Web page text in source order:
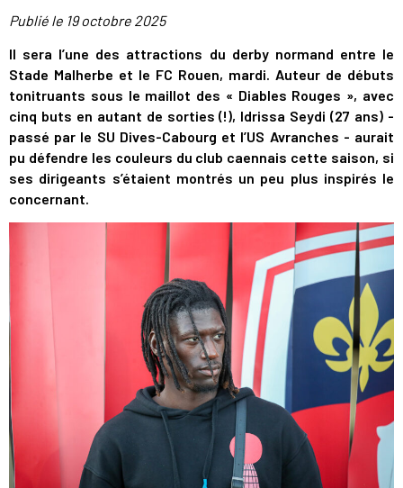
Publié le 19 octobre 2025
Il sera l’une des attractions du derby normand entre le
Stade Malherbe et le FC Rouen, mardi. Auteur de débuts
tonitruants sous le maillot des « Diables Rouges », avec
cinq buts en autant de sorties (!), Idrissa Seydi (27 ans) -
passé par le SU Dives-Cabourg et l’US Avranches - aurait
pu défendre les couleurs du club caennais cette saison, si
ses dirigeants s’étaient montrés un peu plus inspirés le
concernant.